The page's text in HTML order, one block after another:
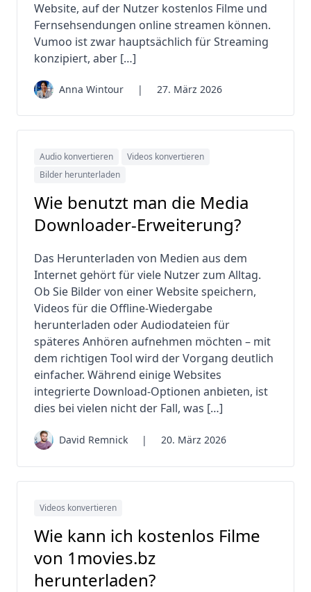
Website, auf der Nutzer kostenlos Filme und
Fernsehsendungen online streamen können.
Vumoo ist zwar hauptsächlich für Streaming
konzipiert, aber […]
Anna Wintour | 27. März 2026
Audio konvertieren
Videos konvertieren
Bilder herunterladen
Wie benutzt man die Media
Downloader-Erweiterung?
Das Herunterladen von Medien aus dem
Internet gehört für viele Nutzer zum Alltag.
Ob Sie Bilder von einer Website speichern,
Videos für die Offline-Wiedergabe
herunterladen oder Audiodateien für
späteres Anhören aufnehmen möchten – mit
dem richtigen Tool wird der Vorgang deutlich
einfacher. Während einige Websites
integrierte Download-Optionen anbieten, ist
dies bei vielen nicht der Fall, was […]
David Remnick | 20. März 2026
Videos konvertieren
Wie kann ich kostenlos Filme
von 1movies.bz
herunterladen?